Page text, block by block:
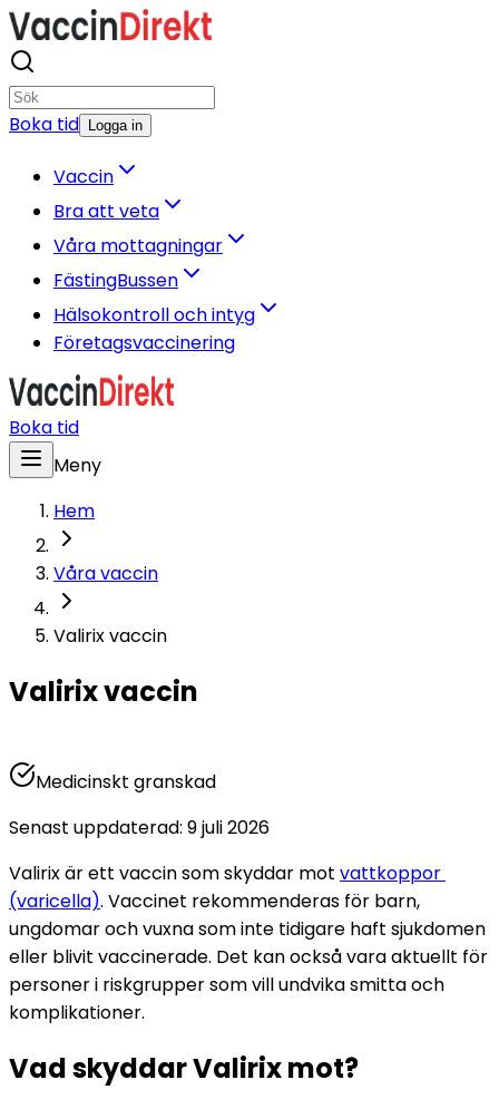
Boka tid Logga in
Vaccin
Bra att veta
Våra mottagningar
FästingBussen
Hälsokontroll och intyg
Företagsvaccinering
Boka tid
Meny
Hem
Våra vaccin
Valirix vaccin
Valirix vaccin
Medicinskt granskad
Senast uppdaterad: 9 juli 2026
Valirix är ett vaccin som skyddar mot vattkoppor
(varicella). Vaccinet rekommenderas för barn,
ungdomar och vuxna som inte tidigare haft sjukdomen
eller blivit vaccinerade. Det kan också vara aktuellt för
personer i riskgrupper som vill undvika smitta och
komplikationer.
Vad skyddar Valirix mot?